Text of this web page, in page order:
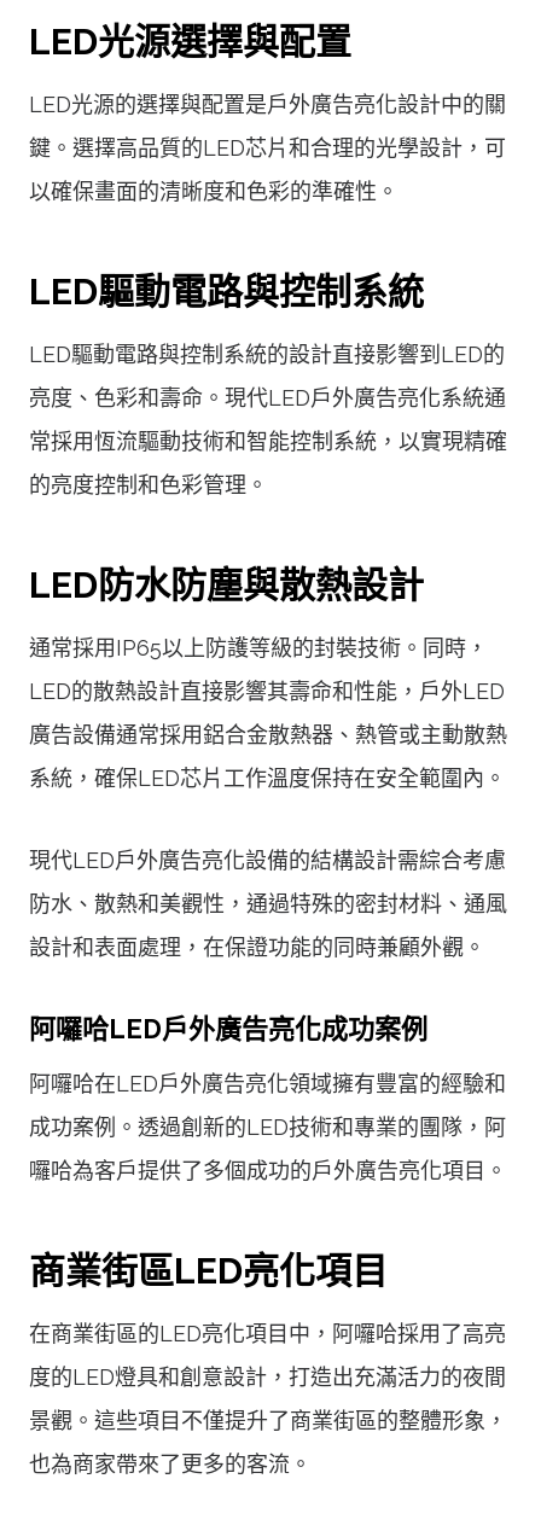
LED光源選擇與配置
LED光源的選擇與配置是戶外廣告亮化設計中的關
鍵。選擇高品質的LED芯片和合理的光學設計，可
以確保畫面的清晰度和色彩的準確性。
LED驅動電路與控制系統
LED驅動電路與控制系統的設計直接影響到LED的
亮度、色彩和壽命。現代LED戶外廣告亮化系統通
常採用恆流驅動技術和智能控制系統，以實現精確
的亮度控制和色彩管理。
LED防水防塵與散熱設計
通常採用IP65以上防護等級的封裝技術。同時，
LED的散熱設計直接影響其壽命和性能，戶外LED
廣告設備通常採用鋁合金散熱器、熱管或主動散熱
系統，確保LED芯片工作溫度保持在安全範圍內。
現代LED戶外廣告亮化設備的結構設計需綜合考慮
防水、散熱和美觀性，通過特殊的密封材料、通風
設計和表面處理，在保證功能的同時兼顧外觀。
阿囉哈LED戶外廣告亮化成功案例
阿囉哈在LED戶外廣告亮化領域擁有豐富的經驗和
成功案例。透過創新的LED技術和專業的團隊，阿
囉哈為客戶提供了多個成功的戶外廣告亮化項目。
商業街區LED亮化項目
在商業街區的LED亮化項目中，阿囉哈採用了高亮
度的LED燈具和創意設計，打造出充滿活力的夜間
景觀。這些項目不僅提升了商業街區的整體形象，
也為商家帶來了更多的客流。